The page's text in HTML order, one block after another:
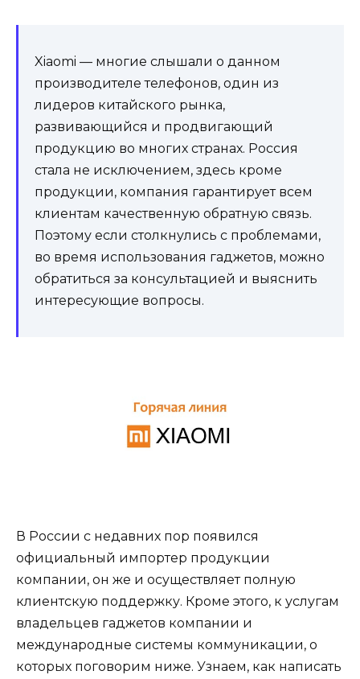
Xiaomi — многие слышали о данном
производителе телефонов, один из
лидеров китайского рынка,
развивающийся и продвигающий
продукцию во многих странах. Россия
стала не исключением, здесь кроме
продукции, компания гарантирует всем
клиентам качественную обратную связь.
Поэтому если столкнулись с проблемами,
во время использования гаджетов, можно
обратиться за консультацией и выяснить
интересующие вопросы.
В России с недавних пор появился
официальный импортер продукции
компании, он же и осуществляет полную
клиентскую поддержку. Кроме этого, к услугам
владельцев гаджетов компании и
международные системы коммуникации, о
которых поговорим ниже. Узнаем, как написать